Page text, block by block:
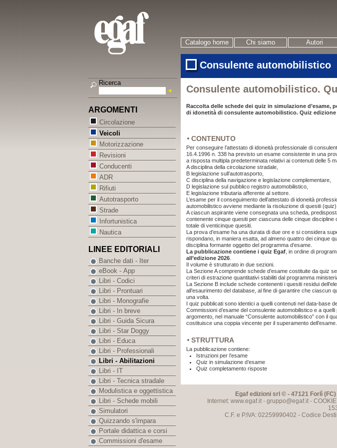
Catalogo home Chi siamo Autori
Consulente automobilistico
Consulente automobilistico.
Raccolta delle schede dei quiz in simulazione d’esame,
di idonetità di consulente automobilistico. Quiz edizione
CONTENUTO
Per conseguire l’attestato di idoneità professionale di
16.4.1996 n. 338 ha previsto un esame consistente in una
a risposta multipla predeterminata relativi ai contenuti delle 5
A disciplina della circolazione stradale,
B legislazione sull’autotrasporto,
C disciplina della navigazione e legislazione complementare,
D legislazione sul pubblico registro automobilistico,
E legislazione tributaria afferente al settore.
L’esame per il conseguimento dell’attestato di idoneità
automobilistico avviene mediante la risoluzione di quesiti (quiz).
A ciascun aspirante viene consegnata una scheda,
contenente cinque quesiti per ciascuna delle cinque discipline
totale di venticinque quesiti.
La prova d’esame ha una durata di due ore e si considera
rispondano, in maniera esatta, ad almeno quattro dei cinque
disciplina formante oggetto del programma d’esame.
La pubblicazione contiene i quiz Egaf , in ordine di
all’edizione 2026
Il volume è strutturato in due sezioni.
La Sezione A comprende schede d’esame costituite da quiz
criteri di estrazione quantitativi stabiliti dal programma
La Sezione B include schede contenenti i quesiti residui
all’esaurimento del database, al fine di garantire che ciascun
una volta.
I quiz pubblicati sono identici a quelli contenuti nel data-base
Commissioni d’esame del consulente automobilistico e a
argomento, nel manuale “Consulente automobilistico” con il
costituisce una coppia vincente per il superamento dell’esame.
STRUTTURA
La pubblicazione contiene:
Istruzioni per l’esame
Quiz in simulazione d’esame
Quiz completamento risposte
Egaf edizioni srl © - 47121 Forlì
Internet: www.egaf.it - gruppo@egaf.it- COOKIE
C.F. e P.IVA: 02259990402 - Codice
Ricerca
ARGOMENTI
Circolazione
Veicoli
Motorizzazione
Revisioni
Conducenti
ADR
Rifiuti
Autotrasporto
Strade
Infortunistica
Nautica
LINEE EDITORIALI
Banche dati - Iter
eBook - App
Libri - Codici
Libri - Prontuari
Libri - Monografie
Libri - In breve
Libri - Guida Sicura
Libri - Star Doggy
Libri - Educa
Libri - Professionali
Libri - Abilitazioni
Libri - IT
Libri - Tecnica stradale
Modulistica e oggettistica
Libri - Schede mobili
Simulatori
Quizzando s'impara
Portale didattica e corsi
Commissioni d'esame